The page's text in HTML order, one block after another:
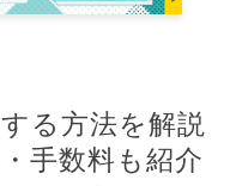
る方法を解説
手数料も紹介